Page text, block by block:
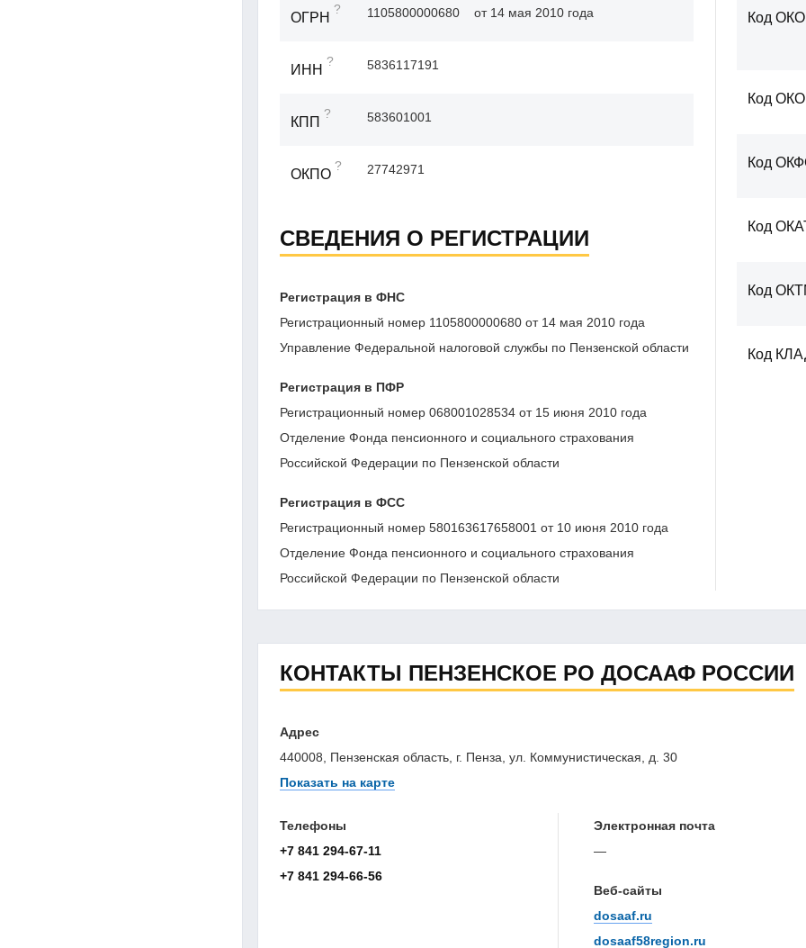
ОГРН
? 1105800000680 от 14 мая 2010 года
ИНН
? 5836117191
КПП
? 583601001
ОКПО
? 27742971
СВЕДЕНИЯ О РЕГИСТРАЦИИ
Регистрация в ФНС
Регистрационный номер 1105800000680 от 14 мая 2010 года
Управление Федеральной налоговой службы по Пензенской области
Регистрация в ПФР
Регистрационный номер 068001028534 от 15 июня 2010 года
Отделение Фонда пенсионного и социального страхования
Российской Федерации по Пензенской области
Регистрация в ФСС
Регистрационный номер 580163617658001 от 10 июня 2010 года
Отделение Фонда пенсионного и социального страхования
Российской Федерации по Пензенской области
Код
Код
Код
Код
Код
Код
КОНТАКТЫ ПЕНЗЕНСКОЕ РО ДОСААФ РОССИИ
Адрес
440008, Пензенская область, г. Пенза, ул. Коммунистическая, д. 30
Показать на карте
Телефоны
+7 841 294-67-11
+7 841 294-66-56
Электронная почта
—
Веб-сайты
dosaaf.ru
dosaaf58region.ru